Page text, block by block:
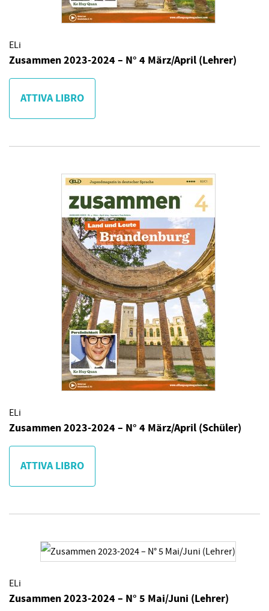
ELi
Zusammen 2023-2024 – N° 4 März/April (Lehrer)
ATTIVA LIBRO
ELi
Zusammen 2023-2024 – N° 4 März/April (Schüler)
ATTIVA LIBRO
ELi
Zusammen 2023-2024 – N° 5 Mai/Juni (Lehrer)